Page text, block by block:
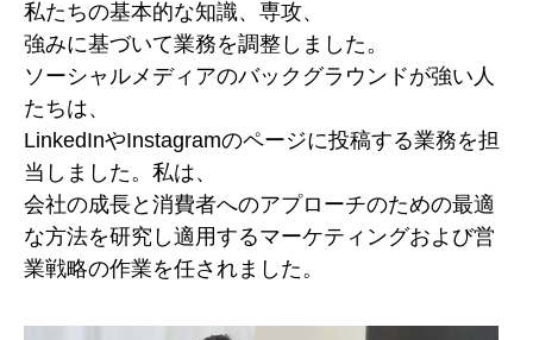
私たちの基本的な知識、専攻、
強みに基づいて業務を調整しました。
ソーシャルメディアのバックグラウンドが強い人
たちは、
LinkedInやInstagramのページに投稿する業務を担
当しました。私は、
会社の成長と消費者へのアプローチのための最適
な方法を研究し適用するマーケティングおよび営
業戦略の作業を任されました。